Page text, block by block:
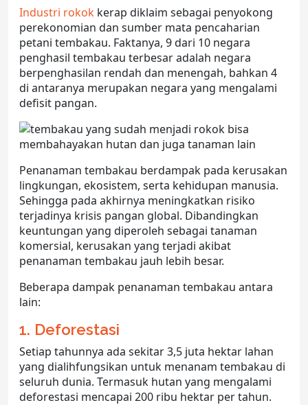
Industri rokok kerap diklaim sebagai penyokong
perekonomian dan sumber mata pencaharian
petani tembakau. Faktanya, 9 dari 10 negara
penghasil tembakau terbesar adalah negara
berpenghasilan rendah dan menengah, bahkan 4
di antaranya merupakan negara yang mengalami
defisit pangan.
Penanaman tembakau berdampak pada kerusakan
lingkungan, ekosistem, serta kehidupan manusia.
Sehingga pada akhirnya meningkatkan risiko
terjadinya krisis pangan global. Dibandingkan
keuntungan yang diperoleh sebagai tanaman
komersial, kerusakan yang terjadi akibat
penanaman tembakau jauh lebih besar.
Beberapa dampak penanaman tembakau antara
lain:
1. Deforestasi
Setiap tahunnya ada sekitar 3,5 juta hektar lahan
yang dialihfungsikan untuk menanam tembakau di
seluruh dunia. Termasuk hutan yang mengalami
deforestasi mencapai 200 ribu hektar per tahun.